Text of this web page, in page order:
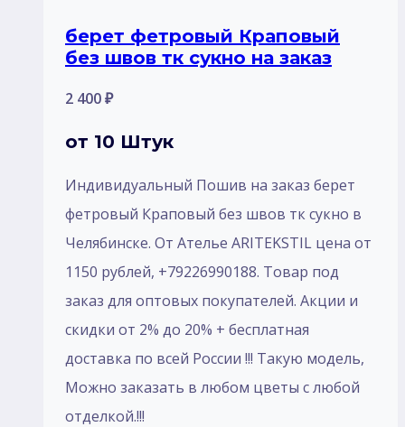
берет фетровый Краповый
без швов тк сукно на заказ
2 400₽
от 10 Штук
Индивидуальный Пошив на заказ берет
фетровый Краповый без швов тк сукно в
Челябинске. От Ателье ARITEKSTIL цена от
1150 рублей, +79226990188. Товар под
заказ для оптовых покупателей. Акции и
скидки от 2% до 20% + бесплатная
доставка по всей России !!! Такую модель,
Mожно заказать в любом цветы с любой
отделкой.!!!